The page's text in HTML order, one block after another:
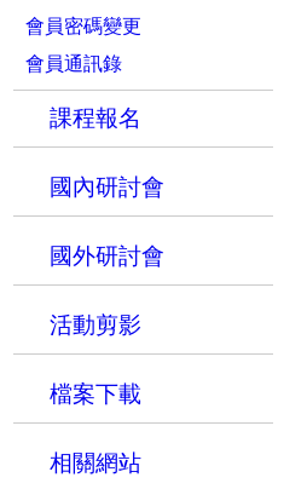
會員密碼變更
會員通訊錄
課程報名
國內研討會
國外研討會
活動剪影
檔案下載
相關網站